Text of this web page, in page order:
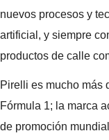
nuevos procesos y
artificial, y siempre
productos de calle
Pirelli es mucho más
Fórmula 1; la marca
de promoción